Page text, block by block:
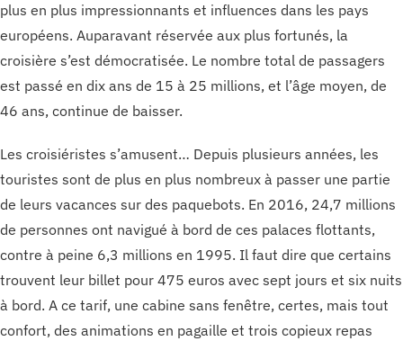
plus en plus impressionnants et influences dans les pays
européens. Auparavant réservée aux plus fortunés, la
croisière s’est démocratisée. Le nombre total de passagers
est passé en dix ans de 15 à 25 millions, et l’âge moyen, de
46 ans, continue de baisser.
Les croisiéristes s’amusent… Depuis plusieurs années, les
touristes sont de plus en plus nombreux à passer une partie
de leurs vacances sur des paquebots. En 2016, 24,7 millions
de personnes ont navigué à bord de ces palaces flottants,
contre à peine 6,3 millions en 1995. Il faut dire que certains
trouvent leur billet pour 475 euros avec sept jours et six nuits
à bord. A ce tarif, une cabine sans fenêtre, certes, mais tout
confort, des animations en pagaille et trois copieux repas